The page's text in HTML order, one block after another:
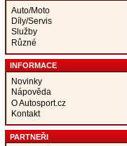
Auto/Moto
Díly/Servis
Služby
Různé
INFORMACE
Novinky
Nápověda
O Autosport.cz
Kontakt
PARTNEŘI